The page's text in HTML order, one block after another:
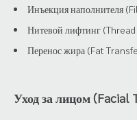
Инъекция наполнителя
Нитевой лифтинг
Перенос жира (Fat
Уход за лицом (Facial